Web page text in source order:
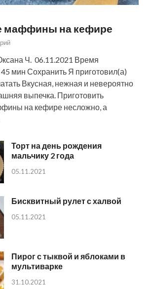
маффины на кефире
Ч. 06.11.2021 Время
мин Сохранить Я приготовил(а)
Вкусная, нежная и невероятно
выпечка. Приготовить
на кефире несложно, а
Торт на день рождения
мальчику 2 года
05.11.2021
Бисквитный рулет с халвой
05.11.2021
Пирог с тыквой и яблоками в
мультиварке
31.10.2021